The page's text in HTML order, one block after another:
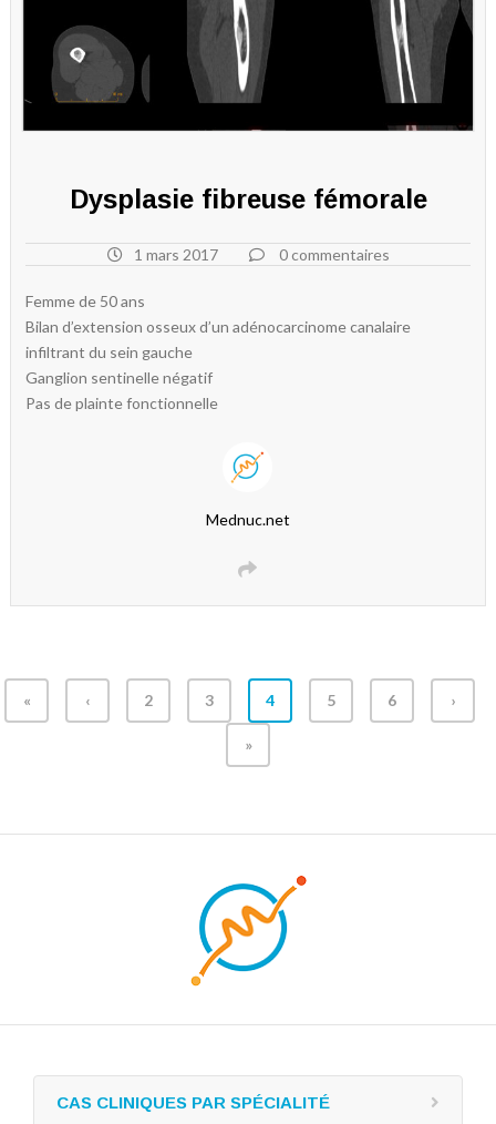
Dysplasie fibreuse fémorale
1 mars 2017 0 commentaires
Femme de 50 ans
Bilan d’extension osseux d’un adénocarcinome canalaire
infiltrant du sein gauche
Ganglion sentinelle négatif
Pas de plainte fonctionnelle
Mednuc.net
« ‹ 2 3 4 5 6 ›
»
CAS CLINIQUES PAR SPÉCIALITÉ